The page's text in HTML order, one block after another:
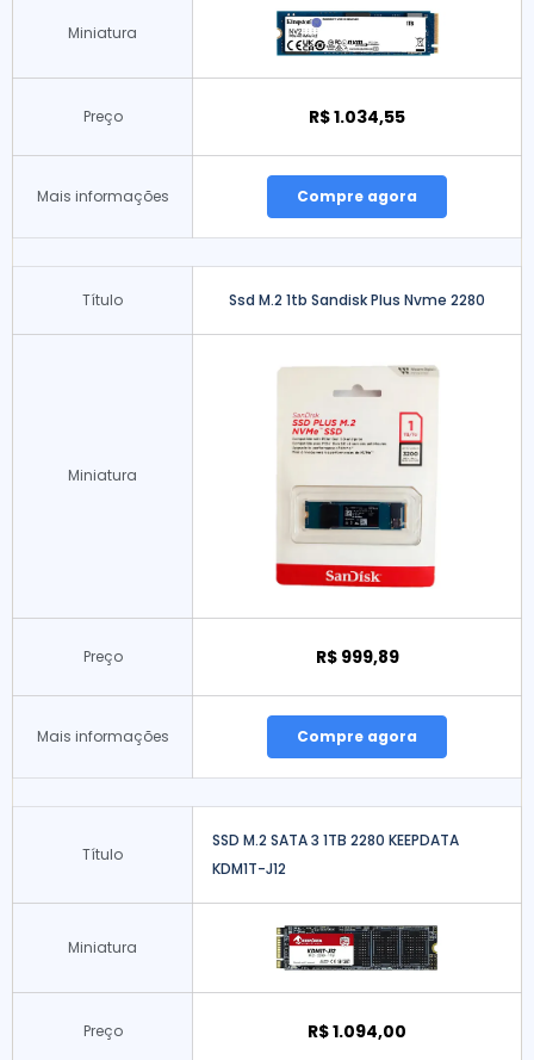
Miniatura
Preço R$ 1.034,55
Mais informações Compre agora
Título Ssd M.2 1tb Sandisk Plus Nvme 2280
Miniatura
Preço R$ 999,89
Mais informações Compre agora
Título
SSD M.2 SATA 3 1TB 2280 KEEPDATA
KDM1T-J12
Miniatura
Preço R$ 1.094,00